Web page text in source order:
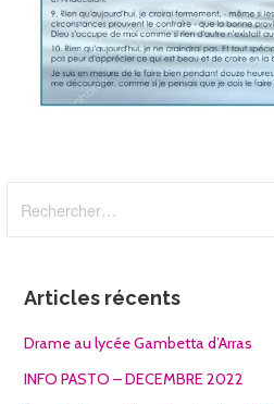
Articles récents
Drame au lycée Gambetta d’Arras
INFO PASTO – DECEMBRE 2022